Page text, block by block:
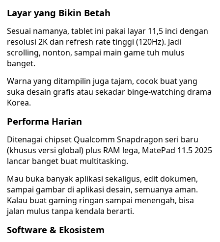
Layar yang Bikin Betah
Sesuai namanya, tablet ini pakai layar 11,5 inci dengan
resolusi 2K dan refresh rate tinggi (120Hz). Jadi
scrolling, nonton, sampai main game tuh mulus
banget.
Warna yang ditampilin juga tajam, cocok buat yang
suka desain grafis atau sekadar binge-watching drama
Korea.
Performa Harian
Ditenagai chipset Qualcomm Snapdragon seri baru
(khusus versi global) plus RAM lega, MatePad 11.5 2025
lancar banget buat multitasking.
Mau buka banyak aplikasi sekaligus, edit dokumen,
sampai gambar di aplikasi desain, semuanya aman.
Kalau buat gaming ringan sampai menengah, bisa
jalan mulus tanpa kendala berarti.
Software & Ekosistem